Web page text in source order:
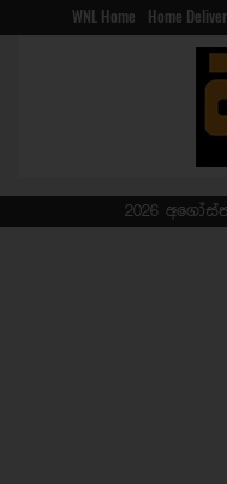
WNL Home Home
2026